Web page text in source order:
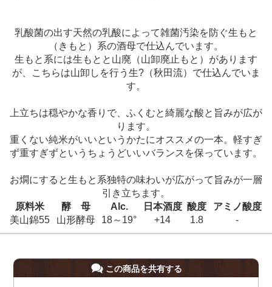
乳酸菌の出す天然の乳酸によって雑菌汚染を防ぐ生もと
（きもと）系の酒母で仕込んでいます。
生もと系には生もとと山廃（山卸廃止もと）があります
が、こちらは山卸しを行う生?（秋田流）で仕込んでいま
す。
上立ちは穏やかな香りで、ふくむと綺麗な酸と旨みが広が
ります。
重くない純米がいいというかたにオススメの一本。軽すぎ
ず重すぎずというちょうどいいバランスを保っています。
お燗にすると生もと系独特の味わいが広がって旨みが一層
引き立ちます。
原料米
酵 母 Alc. 日本酒度 酸度
アミノ酸度
美山錦55
山形酵母 18～19° +14 1.8 -
この商品を共有する